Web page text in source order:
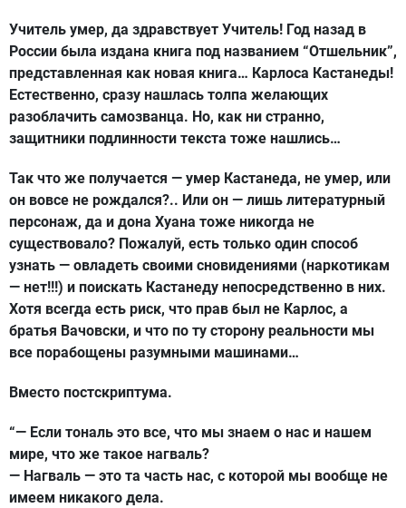
Учитель умер, да здравствует Учитель! Год назад в
России была издана книга под названием “Отшельник”,
представленная как новая книга… Карлоса Кастанеды!
Естественно, сразу нашлась толпа желающих
разоблачить самозванца. Но, как ни странно,
защитники подлинности текста тоже нашлись…
Так что же получается — умер Кастанеда, не умер, или
он вовсе не рождался?.. Или он — лишь литературный
персонаж, да и дона Хуана тоже никогда не
существовало? Пожалуй, есть только один способ
узнать — овладеть своими сновидениями (наркотикам
— нет!!!) и поискать Кастанеду непосредственно в них.
Хотя всегда есть риск, что прав был не Карлос, а
братья Вачовски, и что по ту сторону реальности мы
все порабощены разумными машинами…
Вместо постскриптума.
“— Если тональ это все, что мы знаем о нас и нашем
мире, что же такое нагваль?
— Нагваль — это та часть нас, с которой мы вообще не
имеем никакого дела.